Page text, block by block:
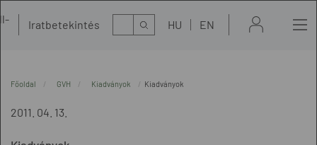
Iratbetekintés Kereső HU EN
Főoldal GVH Kiadványok Kiadványok
2011. 04. 13.